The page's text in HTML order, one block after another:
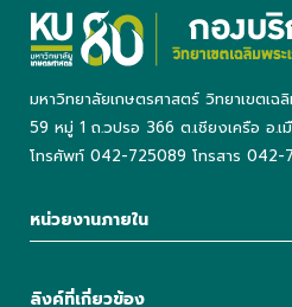
มหาวิทยาลัยเกษตรศาสตร์ วิทยาเขตเ
59 หมู่ 1 ถ.วปรอ 366 ต.เชียงเครือ อ.
โทรศัพท์ 042-725089 โทรสาร 042-
หน่วยงานภายใน
ลิงค์ที่เกี่ยวข้อง